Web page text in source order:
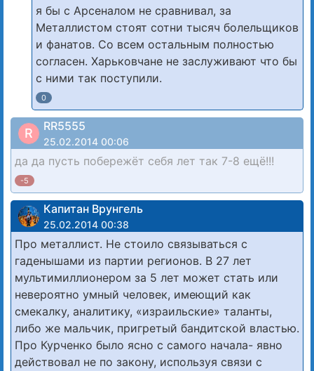
я бы с Арсеналом не сравнивал, за
Металлистом стоят сотни тысяч болельщиков
и фанатов. Со всем остальным полностью
согласен. Харьковчане не заслуживают что бы
с ними так поступили.
0
R RR5555
25.02.2014 00:06
да да пусть побережёт себя лет так 7-8 ещё!!!
-5
Капитан Врунгель
25.02.2014 00:38
Про металлист. Не стоило связываться с
гаденышами из партии регионов. В 27 лет
мультимиллионером за 5 лет может стать или
невероятно умный человек, имеющий как
смекалку, аналитику, «израильские» таланты,
либо же мальчик, пригретый бандитской властью.
Про Курченко было ясно с самого начала- явно
действовал не по закону, используя связи с